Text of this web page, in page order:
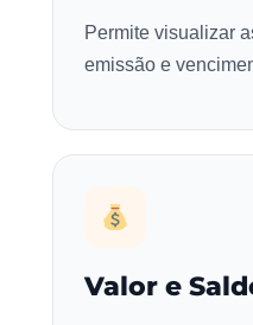
Permite visualizar
emissão e
Valor e